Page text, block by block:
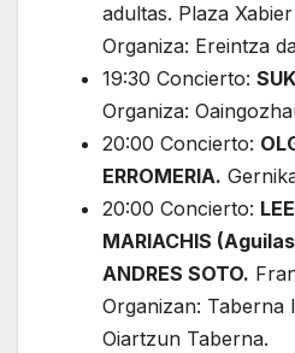
adultas. Plaza
Organiza: Ereintza
19:30 Concierto:
Organiza:
20:00 Concierto:
ERROMERIA.
20:00 Concierto:
MARIACHIS
ANDRES SOTO.
Organizan: Taberna
Oiartzun Taberna.